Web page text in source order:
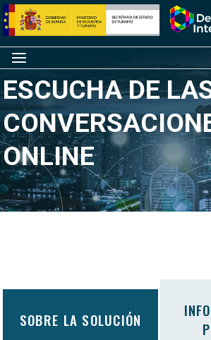
Saltar
al
contenido
Inicio
Menú
ESCUCHA DE
ONLINE
SOBRE LA SOLUCIÓN